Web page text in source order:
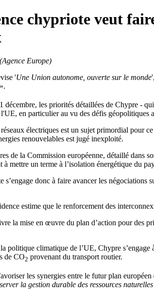
chypriote veut
Europe)
'Une Union autonome, ouverte sur le monde
».
décembre, les priorités détaillées de Chypre -
en particulier au vu des défis géopolitiques
électriques est un sujet primordial pour
renouvelables est jugé inexploité.
de la Commission européenne, détaillé dans
à mettre un terme à l’isolation énergétique du
s’engage donc à faire avancer les
estime que le renforcement des
la mise en œuvre du plan d’action pour des
politique climatique de l’UE, Chypre
de CO2 provenant du transport routier.
les synergies entre le futur plan
la gestion durable des ressources naturelles